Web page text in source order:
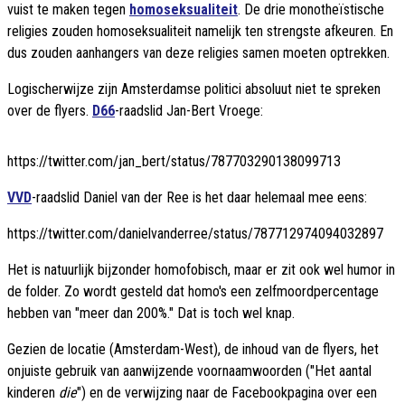
vuist te maken tegen homoseksualiteit. De drie monotheïstische
religies zouden homoseksualiteit namelijk ten strengste afkeuren. En
dus zouden aanhangers van deze religies samen moeten optrekken.
Logischerwijze zijn Amsterdamse politici absoluut niet te spreken
over de flyers. D66-raadslid Jan-Bert Vroege:
https://twitter.com/jan_bert/status/787703290138099713
VVD-raadslid Daniel van der Ree is het daar helemaal mee eens:
https://twitter.com/danielvanderree/status/787712974094032897
Het is natuurlijk bijzonder homofobisch, maar er zit ook wel humor in
de folder. Zo wordt gesteld dat homo's een zelfmoordpercentage
hebben van "meer dan 200%." Dat is toch wel knap.
Gezien de locatie (Amsterdam-West), de inhoud van de flyers, het
onjuiste gebruik van aanwijzende voornaamwoorden ("Het aantal
kinderen die") en de verwijzing naar de Facebookpagina over een